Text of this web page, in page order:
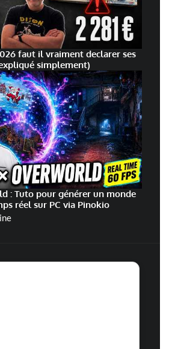
faut il vraiment declarer ses
simplement)
: Tuto pour générer un monde
réel sur PC via Pinokio